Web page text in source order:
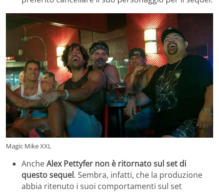
Magic Mike XXL
AncheAlex Pettyfer non è ritornato sul set di
questo sequel. Sembra, infatti, che la produzione
abbia ritenuto i suoi comportamenti sul set